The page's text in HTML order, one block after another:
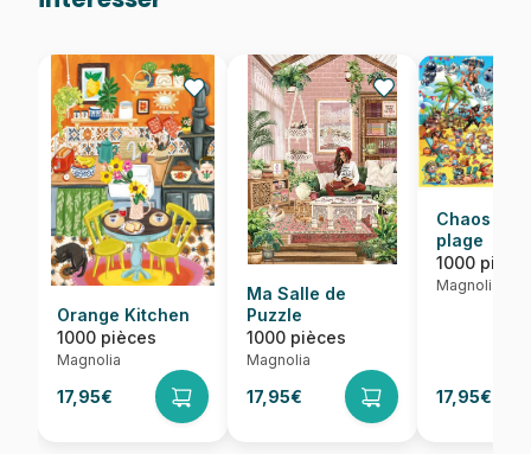
Orange Kitchen
1000 pièces
Magnolia
17,95€
Ma Salle de
Puzzle
1000 pièces
Magnolia
17,95€
Chaos sur
plage
1000
Magnolia
17,95€